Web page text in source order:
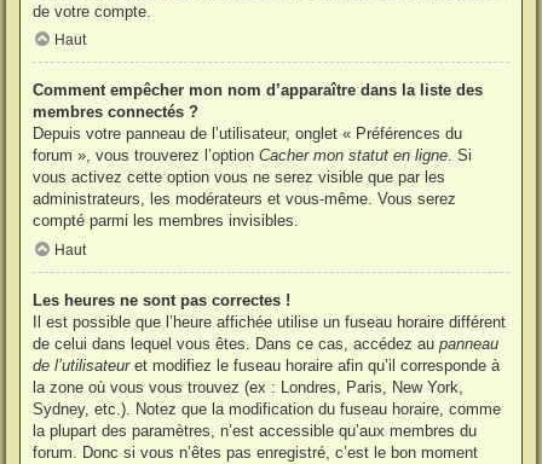
de votre compte.
Haut
Comment empêcher mon nom d’apparaître dans la liste des
membres connectés ?
Depuis votre panneau de l’utilisateur, onglet « Préférences du
forum », vous trouverez l’option Cacher mon statut en ligne. Si
vous activez cette option vous ne serez visible que par les
administrateurs, les modérateurs et vous-même. Vous serez
compté parmi les membres invisibles.
Haut
Les heures ne sont pas correctes !
Il est possible que l’heure affichée utilise un fuseau horaire différent
de celui dans lequel vous êtes. Dans ce cas, accédez au panneau
de l’utilisateuret modifiez le fuseau horaire afin qu’il corresponde à
la zone où vous vous trouvez (ex : Londres, Paris, New York,
Sydney, etc.). Notez que la modification du fuseau horaire, comme
la plupart des paramètres, n’est accessible qu’aux membres du
forum. Donc si vous n’êtes pas enregistré, c’est le bon moment